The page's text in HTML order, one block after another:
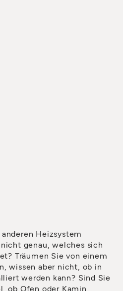
Heizsystem
genau, welches sich
Träumen Sie von einem
wissen aber nicht, ob in
werden kann? Sind Sie
ob Ofen oder Kamin,